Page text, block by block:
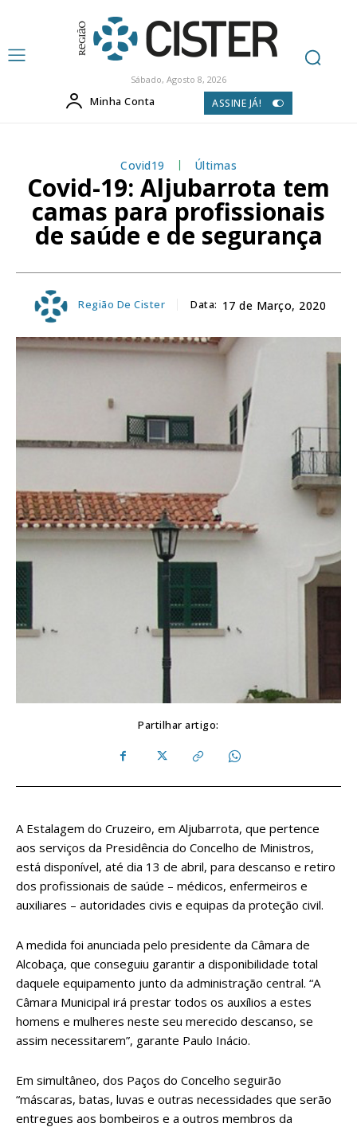
Sábado, Agosto 8, 2026
Minha Conta ASSINE JÁ!
Covid19 Últimas
Covid-19: Aljubarrota tem
camas para profissionais
de saúde e de segurança
Região De Cister Data: 17 de Março, 2020
Partilhar artigo:
A Estalagem do Cruzeiro, em Aljubarrota, que pertence
aos serviços da Presidência do Concelho de Ministros,
está disponível, até dia 13 de abril, para descanso e retiro
dos profissionais de saúde – médicos, enfermeiros e
auxiliares – autoridades civis e equipas da proteção civil.
A medida foi anunciada pelo presidente da Câmara de
Alcobaça, que conseguiu garantir a disponibilidade total
daquele equipamento junto da administração central. “A
Câmara Municipal irá prestar todos os auxílios a estes
homens e mulheres neste seu merecido descanso, se
assim necessitarem”, garante Paulo Inácio.
Em simultâneo, dos Paços do Concelho seguirão
“máscaras, batas, luvas e outras necessidades que serão
entregues aos bombeiros e a outros membros da